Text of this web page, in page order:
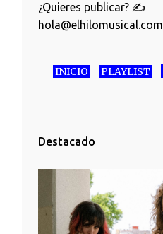
¿Quieres publicar? ✍️
hola@elhilomusical.com
INICIO PLAYLIST
Destacado